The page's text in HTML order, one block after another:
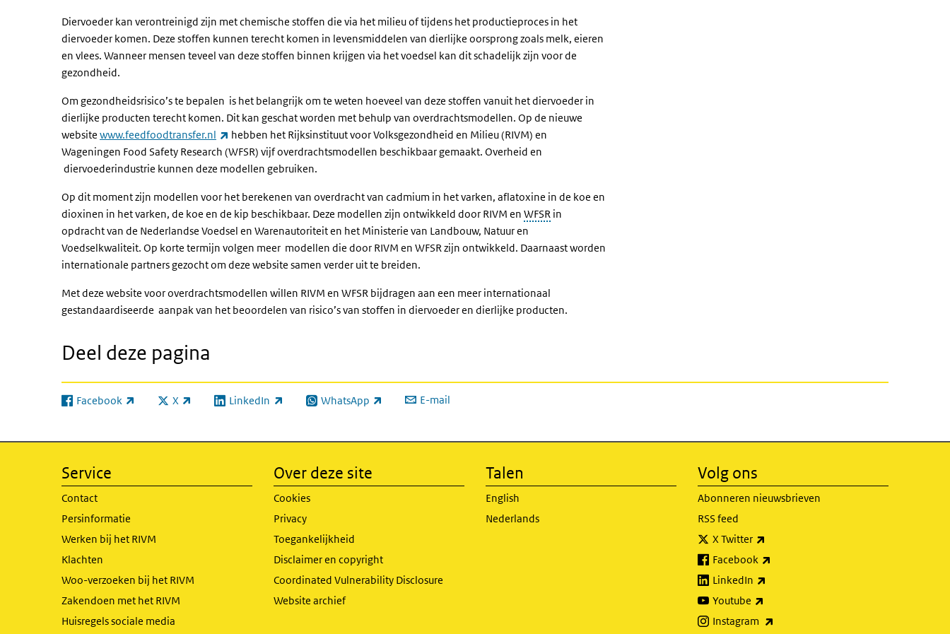
Diervoeder kan verontreinigd zijn met chemische stoffen die via het milieu of tijdens het productieproces in het
diervoeder komen. Deze stoffen kunnen terecht komen in levensmiddelen van dierlijke oorsprong zoals melk, eieren
en vlees. Wanneer mensen teveel van deze stoffen binnen krijgen via het voedsel kan dit schadelijk zijn voor de
gezondheid.
Om gezondheidsrisico’s te bepalen is het belangrijk om te weten hoeveel van deze stoffen vanuit het diervoeder in
dierlijke producten terecht komen. Dit kan geschat worden met behulp van overdrachtsmodellen. Op de nieuwe
website www.feedfoodtransfer.nl (externe link)
hebben het Rijksinstituut voor Volksgezondheid en Milieu (RIVM) en
Wageningen Food Safety Research (WFSR) vijf overdrachtsmodellen beschikbaar gemaakt. Overheid en
diervoederindustrie kunnen deze modellen gebruiken.
Op dit moment zijn modellen voor het berekenen van overdracht van cadmium in het varken, aflatoxine in de koe en
dioxinen in het varken, de koe en de kip beschikbaar. Deze modellen zijn ontwikkeld door RIVM en WFSR in
opdracht van de Nederlandse Voedsel en Warenautoriteit en het Ministerie van Landbouw, Natuur en
Voedselkwaliteit. Op korte termijn volgen meer modellen die door RIVM en WFSR zijn ontwikkeld. Daarnaast worden
internationale partners gezocht om deze website samen verder uit te breiden.
Met deze website voor overdrachtsmodellen willen RIVM en WFSR bijdragen aan een meer internationaal
gestandaardiseerde aanpak van het beoordelen van risico’s van stoffen in diervoeder en dierlijke producten.
Deel deze pagina
Facebook
(externe link) X
(externe link) LinkedIn
(externe link) WhatsApp
(externe link) E-mail
Service
Contact
Persinformatie
Werken bij het RIVM
Klachten
Woo-verzoeken bij het RIVM
Zakendoen met het RIVM
Huisregels sociale media
Over deze site
Cookies
Privacy
Toegankelijkheid
Disclaimer en copyright
Coordinated Vulnerability Disclosure
Website archief
Talen
English
Nederlands
Volg ons
Abonneren nieuwsbrieven
RSS feed
X Twitter
Facebook
LinkedIn
Youtube
Instagram